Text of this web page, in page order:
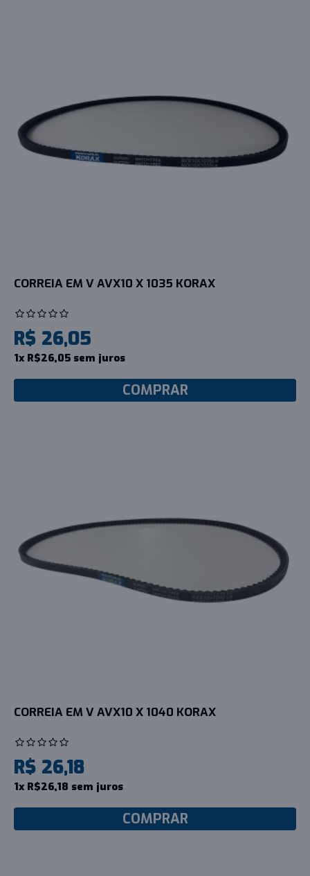
CORREIA EM V AVX10 X 1035 KORAX
R$ 26,05
1x R$26,05 sem juros
COMPRAR
CORREIA EM V AVX10 X 1040 KORAX
R$ 26,18
1x R$26,18 sem juros
COMPRAR